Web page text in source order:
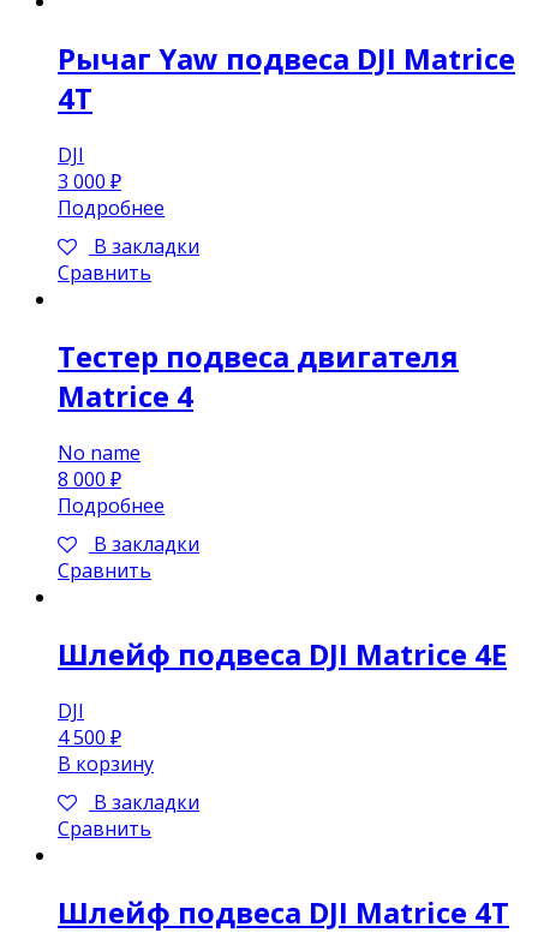
Рычаг Yaw подвеса DJI Matrice
4T
DJI
3 000 ₽
Подробнее
В закладки
Сравнить
Тестер подвеса двигателя
Matrice 4
No name
8 000 ₽
Подробнее
В закладки
Сравнить
Шлейф подвеса DJI Matrice 4E
DJI
4 500 ₽
В корзину
В закладки
Сравнить
Шлейф подвеса DJI Matrice 4T